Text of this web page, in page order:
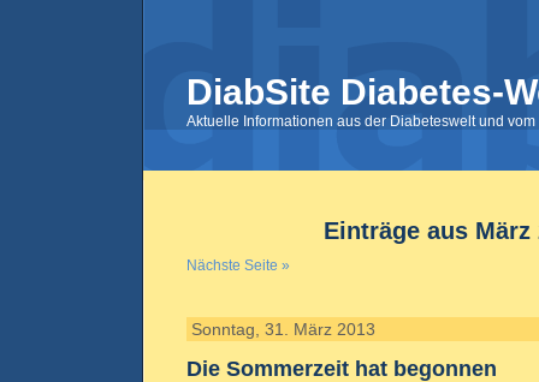
DiabSite Diabetes-
Aktuelle Informationen aus der Diabeteswelt und
Einträge aus März
Nächste Seite »
Sonntag, 31. März 2013
Die Sommerzeit hat begonnen